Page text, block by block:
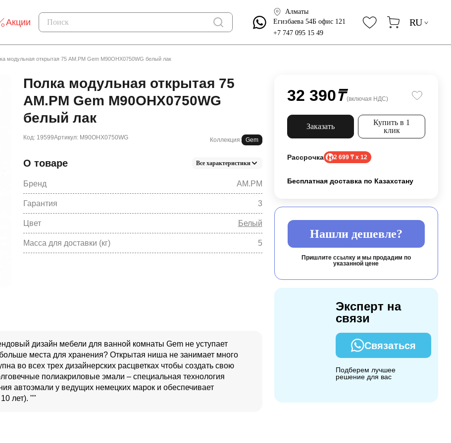
Акции
Алматы
Егизбаева 54Б офис 121
+7 747 095 15 49
RU
модульная открытая 75 AM.PM Gem M90OHX0750WG белый лак
Полка модульная открытая 75
AM.PM Gem M90OHX0750WG
белый лак
Код: 19599Артикул: M90OHX0750WG Коллекция: Gem
О товаре Все характеристики
Бренд AM.PM
Гарантия 3
Цвет Белый
Масса для доставки (кг) 5
32 390₸ (включая НДС)
Заказать
Купить в 1
клик
Рассрочка 2 699 ₸ x 12
Бесплатная доставка по Казахстану
Нашли дешевле?
Пришлите ссылку и мы продадим по
указанной цене
Эксперт на
связи
Связаться
Подберем лучшее
решение для вас
дизайн мебели для ванной комнаты Gem не уступает
места для хранения? Открытая ниша не занимает много
во всех трех дизайнерских расцветках чтобы создать свою
полиакриловые эмали – специальная технология
автоэмали у ведущих немецких марок и обеспечивает
лет). ""